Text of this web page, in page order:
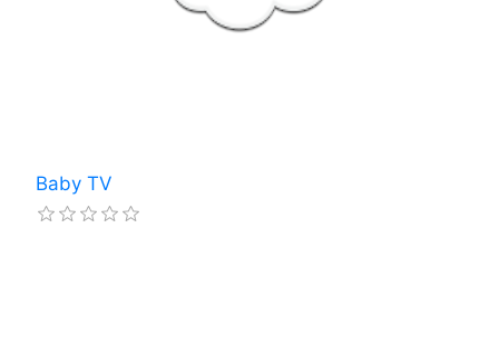
Baby TV